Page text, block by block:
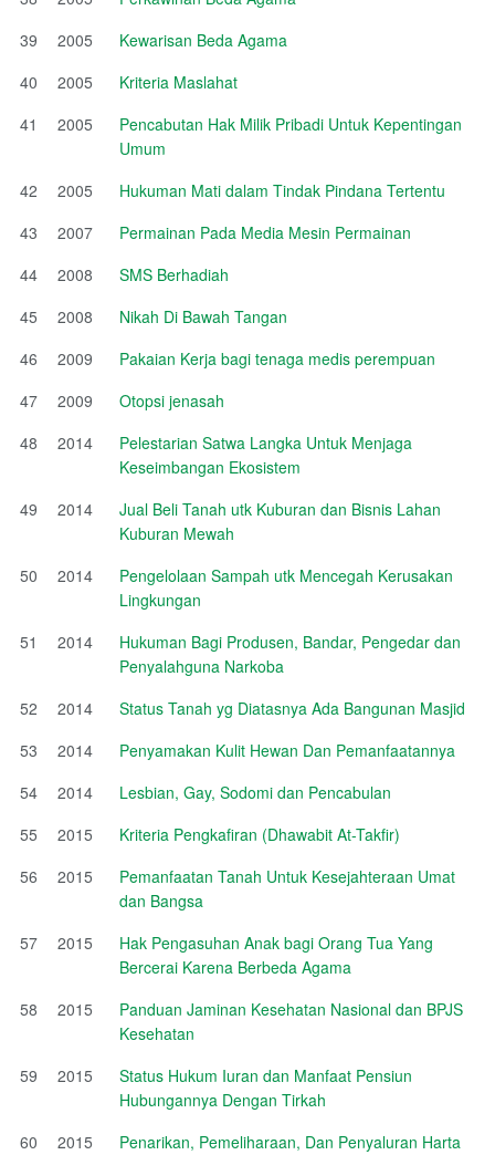
39
2005
Kewarisan Beda Agama
40
2005
Kriteria Maslahat
41
2005
Pencabutan Hak Milik Pribadi Untuk Kepentingan
Umum
42
2005
Hukuman Mati dalam Tindak Pindana Tertentu
43
2007
Permainan Pada Media Mesin Permainan
44
2008
SMS Berhadiah
45
2008
Nikah Di Bawah Tangan
46
2009
Pakaian Kerja bagi tenaga medis perempuan
47
2009
Otopsi jenasah
48
2014
Pelestarian Satwa Langka Untuk Menjaga
Keseimbangan Ekosistem
49
2014
Jual Beli Tanah utk Kuburan dan Bisnis Lahan
Kuburan Mewah
50
2014
Pengelolaan Sampah utk Mencegah Kerusakan
Lingkungan
51
2014
Hukuman Bagi Produsen, Bandar, Pengedar dan
Penyalahguna Narkoba
52
2014
Status Tanah yg Diatasnya Ada Bangunan Masjid
53
2014
Penyamakan Kulit Hewan Dan Pemanfaatannya
54
2014
Lesbian, Gay, Sodomi dan Pencabulan
55
2015
Kriteria Pengkafiran (Dhawabit At-Takfir)
56
2015
Pemanfaatan Tanah Untuk Kesejahteraan Umat
dan Bangsa
57
2015
Hak Pengasuhan Anak bagi Orang Tua Yang
Bercerai Karena Berbeda Agama
58
2015
Panduan Jaminan Kesehatan Nasional dan BPJS
Kesehatan
59
2015
Status Hukum Iuran dan Manfaat Pensiun
Hubungannya Dengan Tirkah
60
2015
Penarikan, Pemeliharaan, Dan Penyaluran Harta